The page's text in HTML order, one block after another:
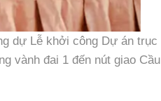
dự Lễ khởi công Dự án trục
vành đai 1 đến nút giao Cầu